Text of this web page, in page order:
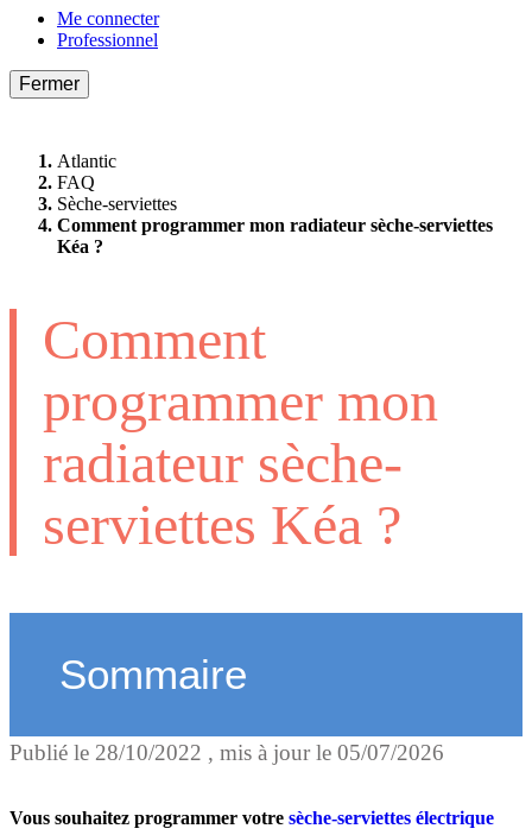
Me connecter
Professionnel
Fermer
Atlantic
FAQ
Sèche-serviettes
Comment programmer mon radiateur sèche-serviettes
Kéa ?
Comment
programmer mon
radiateur sèche-
serviettes Kéa ?
Sommaire
Pourquoi programmer un
sèche-serviettes ?
Publié le 28/10/2022 , mis à jour le 05/07/2026
Vous souhaitez programmer votre sèche-serviettes électrique